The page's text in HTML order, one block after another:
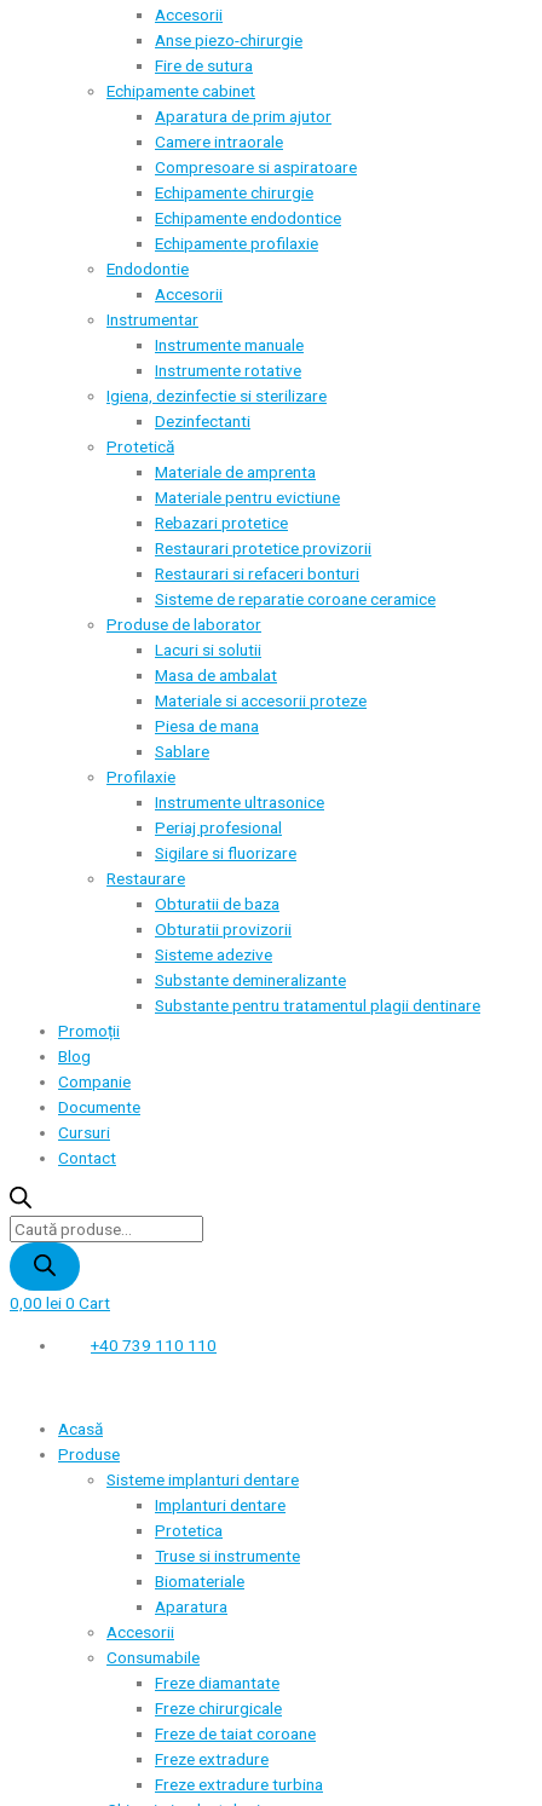
Accesorii
Anse piezo-chirurgie
Fire de sutura
Echipamente cabinet
Aparatura de prim ajutor
Camere intraorale
Compresoare si aspiratoare
Echipamente chirurgie
Echipamente endodontice
Echipamente profilaxie
Endodontie
Accesorii
Instrumentar
Instrumente manuale
Instrumente rotative
Igiena, dezinfectie si sterilizare
Dezinfectanti
Protetică
Materiale de amprenta
Materiale pentru evictiune
Rebazari protetice
Restaurari protetice provizorii
Restaurari si refaceri bonturi
Sisteme de reparatie coroane ceramice
Produse de laborator
Lacuri si solutii
Masa de ambalat
Materiale si accesorii proteze
Piesa de mana
Sablare
Profilaxie
Instrumente ultrasonice
Periaj profesional
Sigilare si fluorizare
Restaurare
Obturatii de baza
Obturatii provizorii
Sisteme adezive
Substante demineralizante
Substante pentru tratamentul plagii dentinare
Promoții
Blog
Companie
Documente
Cursuri
Contact
Products
search
0,00 lei0 Cart
+40 739 110 110
Acasă
Produse
Sisteme implanturi dentare
Implanturi dentare
Protetica
Truse si instrumente
Biomateriale
Aparatura
Accesorii
Consumabile
Freze diamantate
Freze chirurgicale
Freze de taiat coroane
Freze extradure
Freze extradure turbina